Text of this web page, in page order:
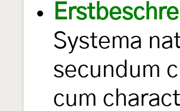
Systema
secundum
cum